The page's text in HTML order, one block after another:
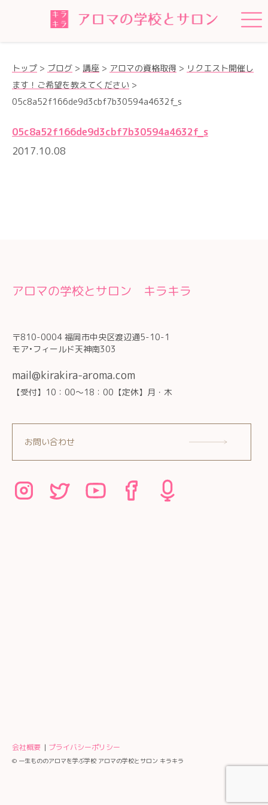
トップ > ブログ > 講座 > アロマの資格取得 > リクエスト開催し
ます！ご希望を教えてください >
05c8a52f166de9d3cbf7b30594a4632f_s
05c8a52f166de9d3cbf7b30594a4632f_s
2017.10.08
アロマの学校とサロン キラキラ
〒810-0004 福岡市中央区渡辺通5-10-1
モア•フィールド天神南303
mail@kirakira-aroma.com
【受付】10：00～18：00【定休】月・木
お問い合わせ
会社概要 プライバシーポリシー
© 一生もののアロマを学ぶ学校 アロマの学校とサロン キラキラ